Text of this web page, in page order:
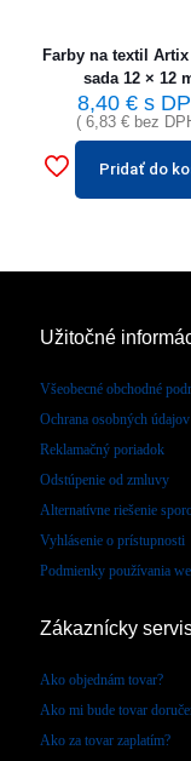
Farby na textil
sada 12 × 12
8,40 €s
( 6,83 € bez
Pridať do
Užitočné
Všeobecné obchodné
Ochrana osobných údajov
Reklamačný poriadok
Odstúpenie od zmluvy
Alternatívne riešenie
Vyhlásenie o prístupnosti
Podmienky používania
Zákaznícky
Ako objednám tovar?
Ako mi bude tovar
Ako za tovar zaplatím?